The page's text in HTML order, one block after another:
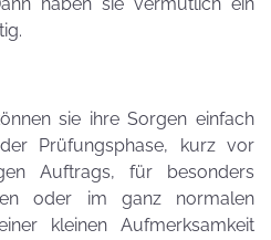
sie ihre Sorgen einfach
Prüfungsphase, kurz vor
Auftrags, für besonders
oder im ganz normalen
kleinen Aufmerksamkeit